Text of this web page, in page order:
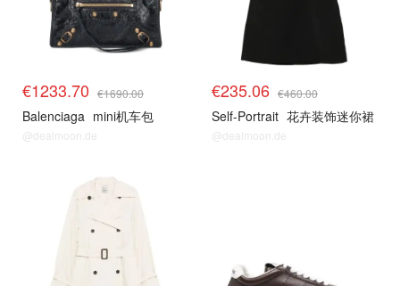
€1233.70 €1690.00
Balenciaga mini机车包
@dealmoon.de
€235.06 €460.00
Self-Portrait 花卉装饰迷你裙
@dealmoon.de